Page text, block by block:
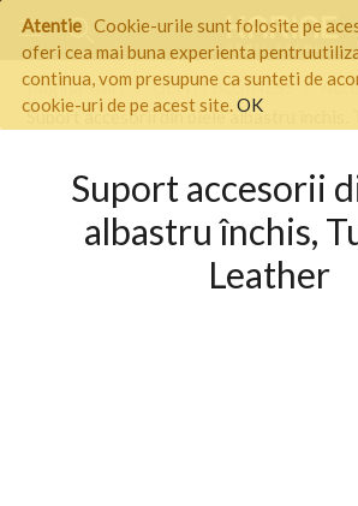
Atentie Cookie-urile sunt folosite pe
oferi cea mai buna experienta
continua, vom presupune ca sunteti de
cookie-uri de pe acest site.OK
Pagina start / GENTI BUSINESS /
Suport accesorii din piele albastru închis,
Suport accesorii
albastru închis,
Leather